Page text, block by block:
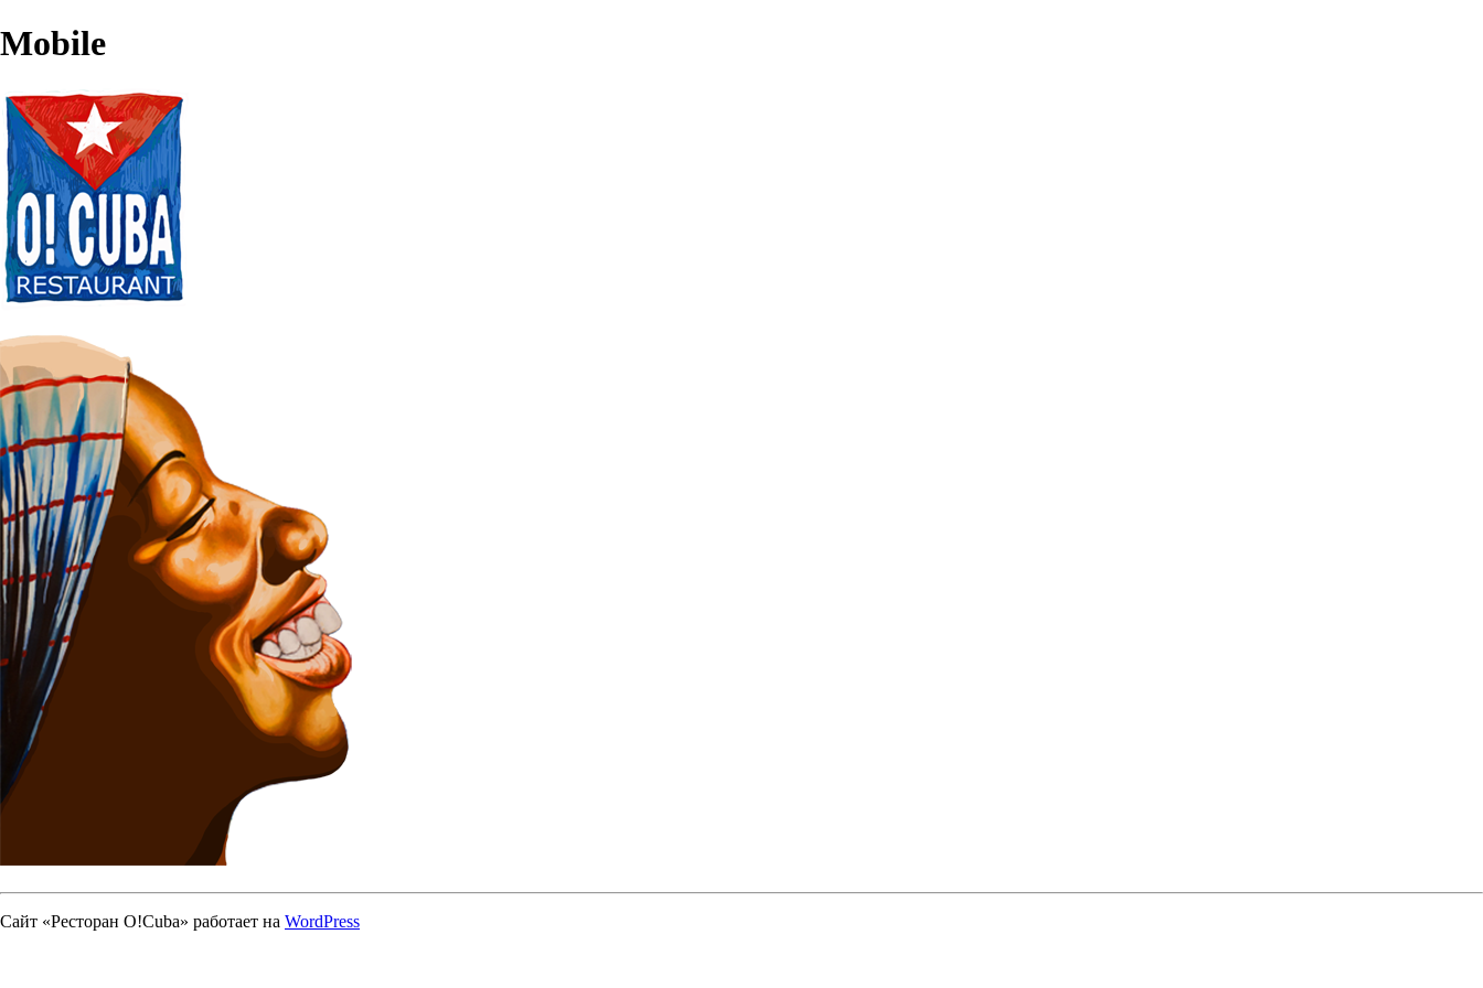
Mobile
Сайт «Ресторан О!Cuba» работает на WordPress